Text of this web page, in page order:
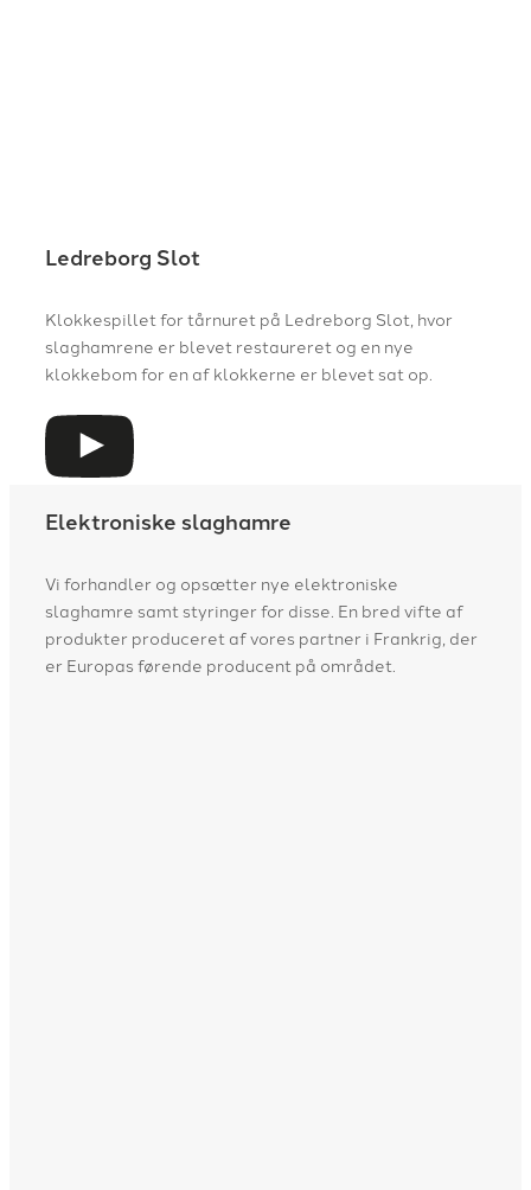
Ledreborg Slot
Klokkespillet for tårnuret på Ledreborg Slot, hvor
slaghamrene er blevet restaureret og en nye
klokkebom for en af klokkerne er blevet sat op.
Elektroniske slaghamre
Vi forhandler og opsætter nye elektroniske
slaghamre samt styringer for disse. En bred vifte af
produkter produceret af vores partner i Frankrig, der
er Europas førende producent på området.